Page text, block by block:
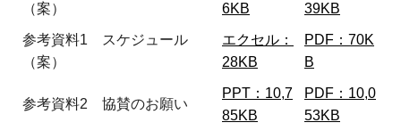
（案）
6KB
39KB
参考資料1 スケジュール
（案）
エクセル：
28KB
PDF：70K
B
参考資料2 協賛のお願い
PPT：10,7
85KB
PDF：10,0
53KB